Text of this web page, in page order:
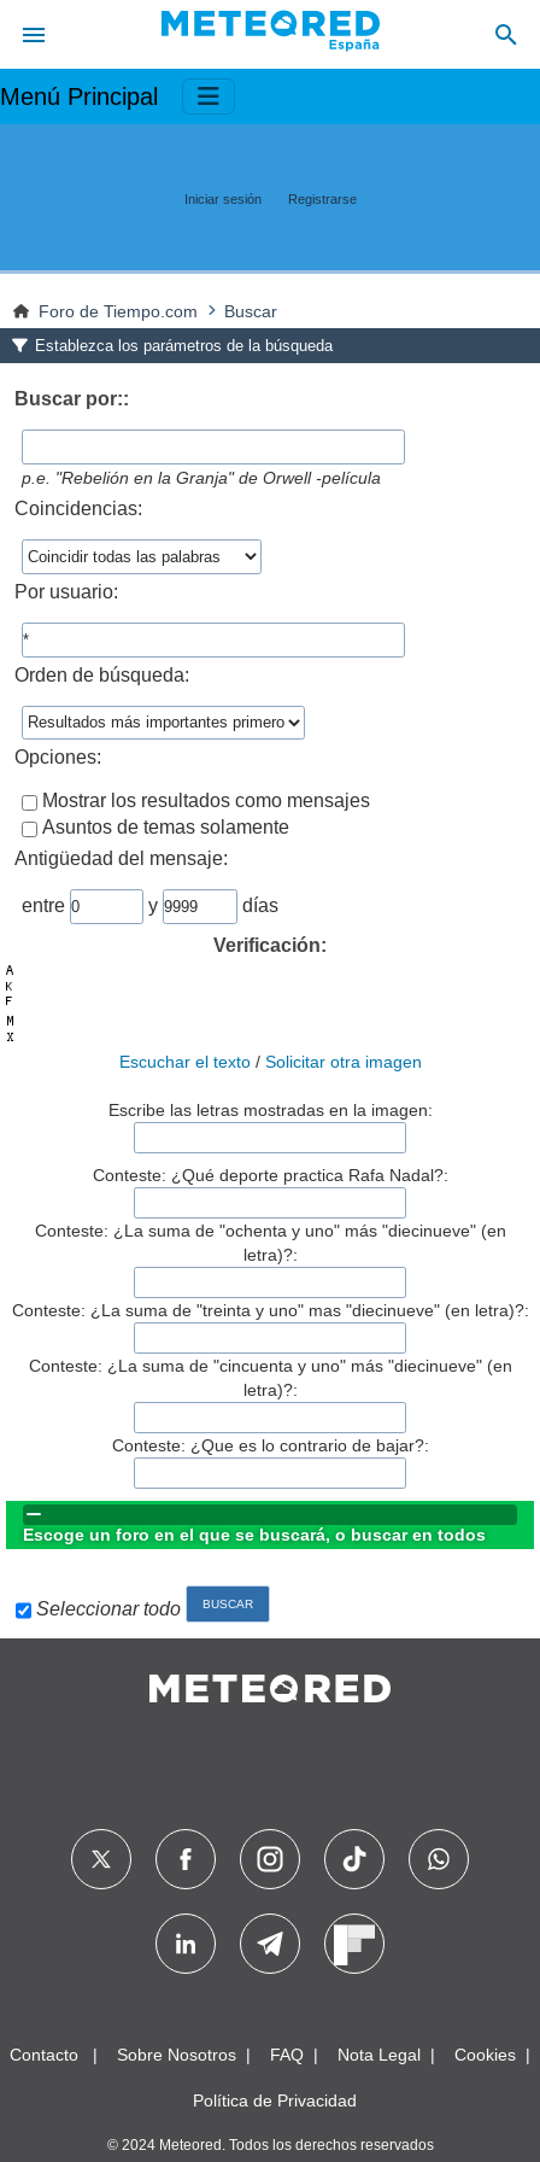
Menú Principal
Iniciar sesión Registrarse
Foro de Tiempo.com Buscar
Establezca los parámetros de la búsqueda
Buscar por::
p.e. "Rebelión en la Granja" de Orwell -película
Coincidencias:
Por usuario:
Orden de búsqueda:
Opciones:
Mostrar los resultados como mensajes
Asuntos de temas solamente
Antigüedad del mensaje:
entre y
días
Verificación:
Escuchar el texto/ Solicitar otra imagen
Escribe las letras mostradas en la imagen:
Conteste: ¿Qué deporte practica Rafa Nadal?:
Conteste: ¿La suma de "ochenta y uno" más "diecinueve" (en
letra)?:
Conteste: ¿La suma de "treinta y uno" mas "diecinueve" (en letra)?:
Conteste: ¿La suma de "cincuenta y uno" más "diecinueve" (en
letra)?:
Conteste: ¿Que es lo contrario de bajar?:
Escoge un foro en el que se buscará, o buscar en todos
Seleccionar todo
Contacto Sobre Nosotros FAQ Nota Legal Cookies
Política de Privacidad
© 2024 Meteored. Todos los derechos reservados